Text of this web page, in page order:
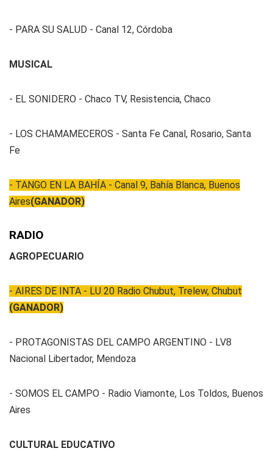
- PARA SU SALUD - Canal 12, Córdoba
MUSICAL
- EL SONIDERO - Chaco TV, Resistencia, Chaco
- LOS CHAMAMECEROS - Santa Fe Canal, Rosario, Santa
Fe
- TANGO EN LA BAHÍA - Canal 9, Bahía Blanca, Buenos
Aires(GANADOR)
RADIO
AGROPECUARIO
- AIRES DE INTA - LU 20 Radio Chubut, Trelew, Chubut
(GANADOR)
- PROTAGONISTAS DEL CAMPO ARGENTINO - LV8
Nacional Libertador, Mendoza
- SOMOS EL CAMPO - Radio Viamonte, Los Toldos, Buenos
Aires
CULTURAL EDUCATIVO